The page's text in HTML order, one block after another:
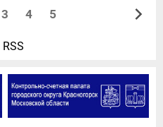
3 4 5
RSS